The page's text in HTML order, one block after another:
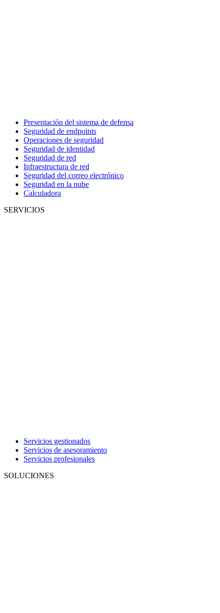
Presentación del sistema de defensa
Seguridad de endpoints
Operaciones de seguridad
Seguridad de identidad
Seguridad de red
Infraestructura de red
Seguridad del correo electrónico
Seguridad en la nube
Calculadora
SERVICIOS
Servicios gestionados
Servicios de asesoramiento
Servicios profesionales
SOLUCIONES